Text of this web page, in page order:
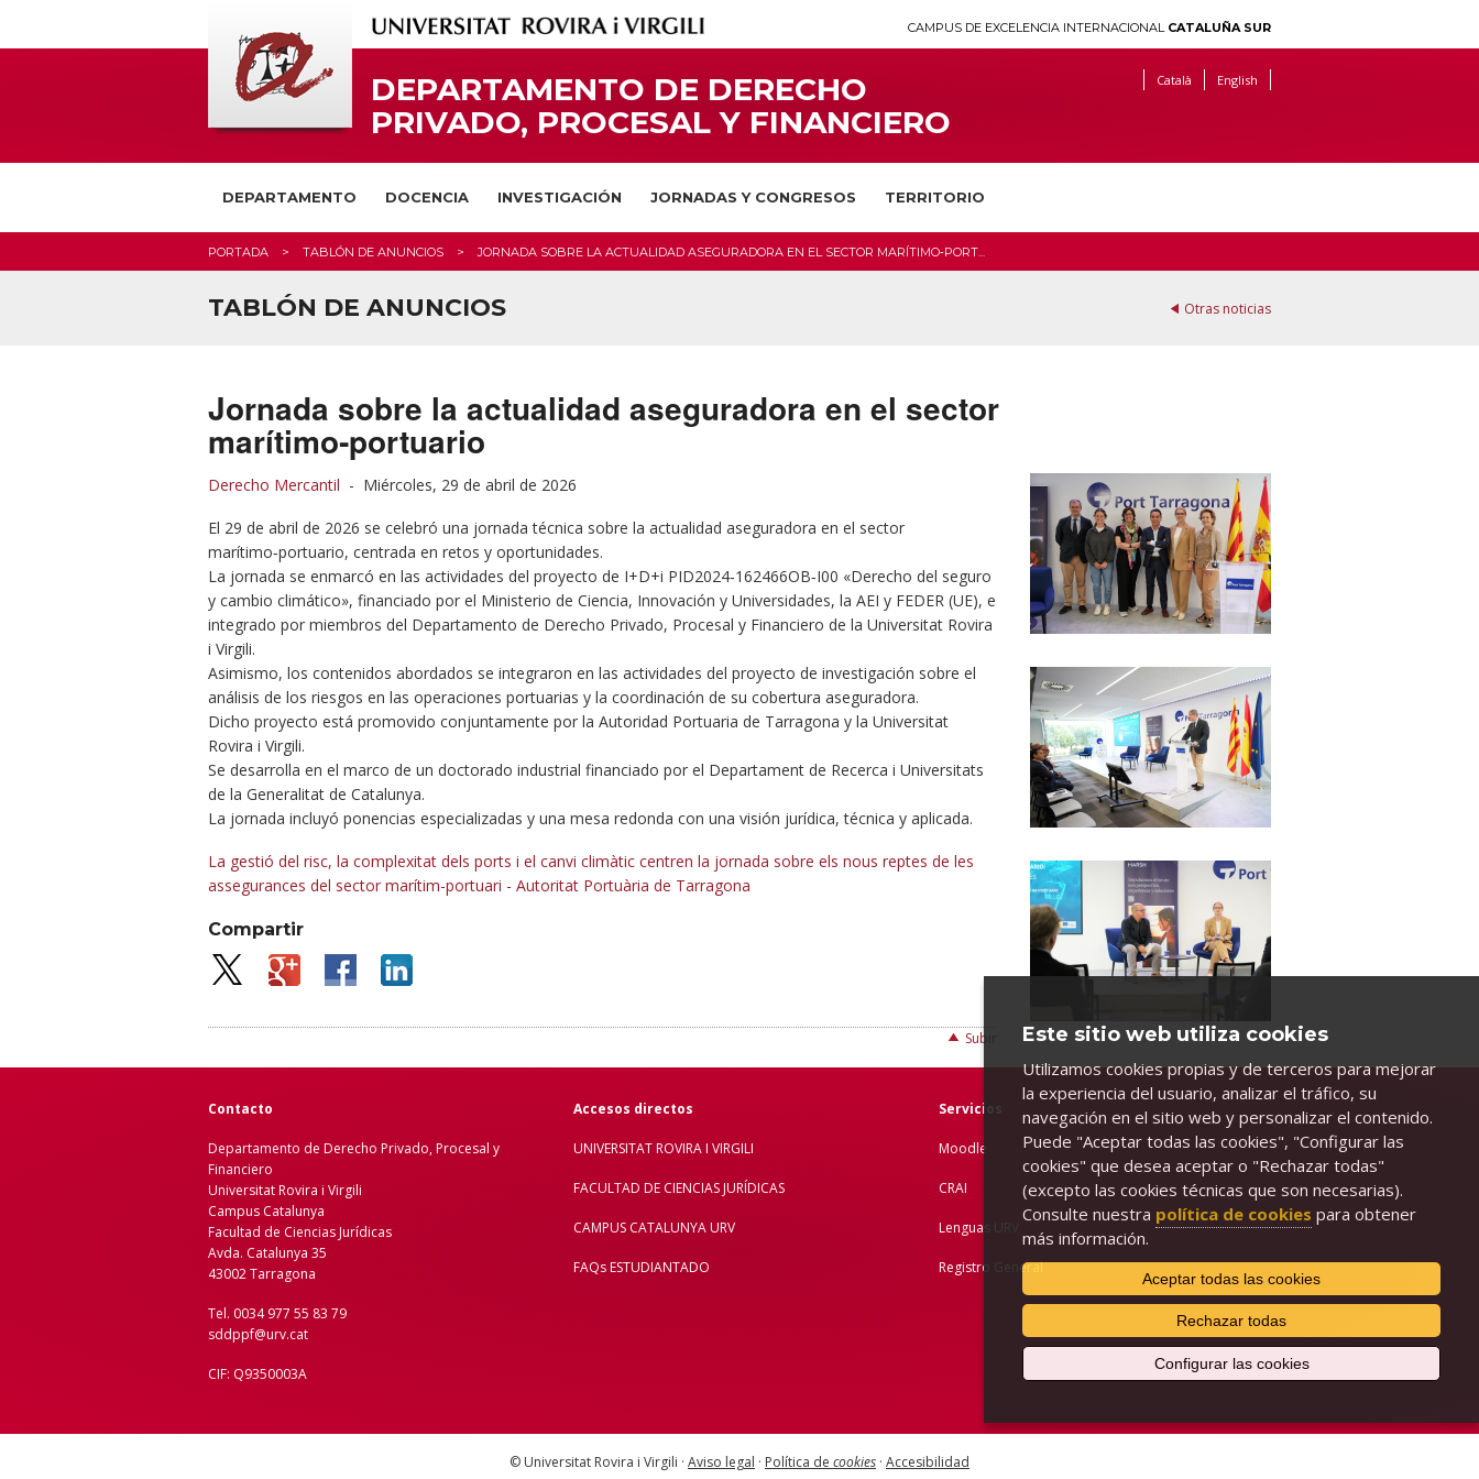
CAMPUS DE EXCELENCIA INTERNACIONAL CATALUÑA SUR
DEPARTAMENTO DE DERECHO
PRIVADO, PROCESAL Y FINANCIERO
Català English
DEPARTAMENTO DOCENCIA INVESTIGACIÓN JORNADAS Y CONGRESOS TERRITORIO
PORTADA TABLÓN DE ANUNCIOS JORNADA SOBRE LA ACTUALIDAD ASEGURADORA EN EL SECTOR MARÍTIMO‑PORT...
Otras noticias
TABLÓN DE ANUNCIOS
Jornada sobre la actualidad aseguradora en el sector
marítimo‑portuario
Derecho Mercantil - Miércoles, 29 de abril de 2026
El 29 de abril de 2026 se celebró una jornada técnica sobre la actualidad aseguradora en el sector
marítimo‑portuario, centrada en retos y oportunidades.
La jornada se enmarcó en las actividades del proyecto de I+D+i PID2024‑162466OB‑I00 «Derecho del seguro
y cambio climático», financiado por el Ministerio de Ciencia, Innovación y Universidades, la AEI y FEDER (UE), e
integrado por miembros del Departamento de Derecho Privado, Procesal y Financiero de la Universitat Rovira
i Virgili.
Asimismo, los contenidos abordados se integraron en las actividades del proyecto de investigación sobre el
análisis de los riesgos en las operaciones portuarias y la coordinación de su cobertura aseguradora.
Dicho proyecto está promovido conjuntamente por la Autoridad Portuaria de Tarragona y la Universitat
Rovira i Virgili.
Se desarrolla en el marco de un doctorado industrial financiado por el Departament de Recerca i Universitats
de la Generalitat de Catalunya.
La jornada incluyó ponencias especializadas y una mesa redonda con una visión jurídica, técnica y aplicada.
La gestió del risc, la complexitat dels ports i el canvi climàtic centren la jornada sobre els nous reptes de les
assegurances del sector marítim-portuari - Autoritat Portuària de Tarragona
Compartir
Subir
Contacto
Departamento de Derecho Privado, Procesal y
Financiero
Universitat Rovira i Virgili
Campus Catalunya
Facultad de Ciencias Jurídicas
Avda. Catalunya 35
43002 Tarragona
Tel. 0034 977 55 83 79
sddppf@urv.cat
CIF: Q9350003A
Accesos directos
UNIVERSITAT ROVIRA I VIRGILI
FACULTAD DE CIENCIAS JURÍDICAS
CAMPUS CATALUNYA URV
FAQs ESTUDIANTADO
Servicios
Moodle
CRAI
Lenguas URV
Registro General
© Universitat Rovira i Virgili · Aviso legal · Política de cookies · Accesibilidad
Este sitio web utiliza cookies
Utilizamos cookies propias y de terceros para mejorar
la experiencia del usuario, analizar el tráfico, su
navegación en el sitio web y personalizar el contenido.
Puede "Aceptar todas las cookies", "Configurar las
cookies" que desea aceptar o "Rechazar todas"
(excepto las cookies técnicas que son necesarias).
Consulte nuestra política de cookies para obtener
más información.
Aceptar todas las cookies
Rechazar todas
Configurar las cookies